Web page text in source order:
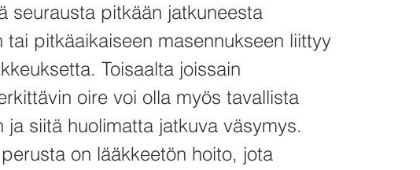
seurausta pitkään jatkuneesta
tai pitkäaikaiseen masennukseen liittyy
Toisaalta joissain
oire voi olla myös tavallista
ja siitä huolimatta jatkuva väsymys.
on lääkkeetön hoito, jota